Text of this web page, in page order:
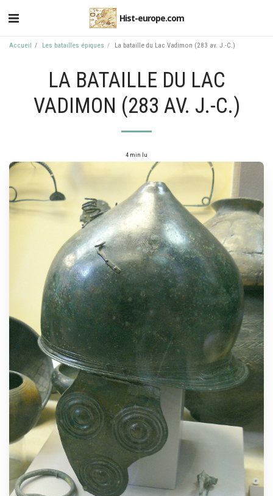
Hist-europe.com
Accueil Les batailles épiques La bataille du Lac Vadimon (283 av. J.-C.)
LA BATAILLE DU LAC
VADIMON (283 AV. J.-C.)
4 min lu